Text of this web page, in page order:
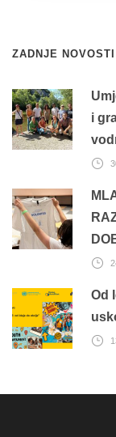
ZADNJE NOVOSTI
i
Od